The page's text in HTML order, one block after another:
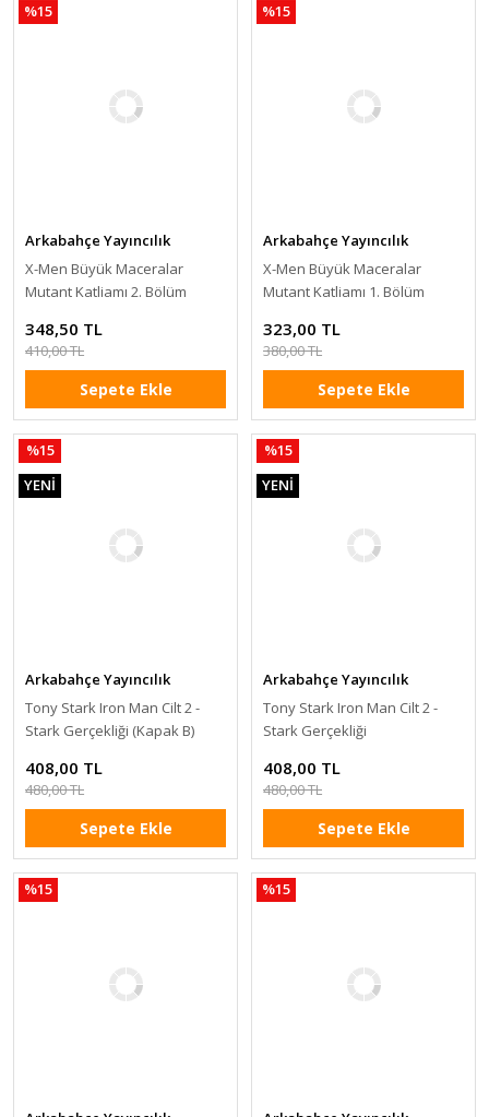
%15
Arkabahçe Yayıncılık
X-Men Büyük Maceralar
Mutant Katliamı 2. Bölüm
348,50 TL
410,00 TL
Sepete Ekle
%15
Arkabahçe Yayıncılık
X-Men Büyük Maceralar
Mutant Katliamı 1. Bölüm
323,00 TL
380,00 TL
Sepete Ekle
%15
YENİ
Arkabahçe Yayıncılık
Tony Stark Iron Man Cilt 2 -
Stark Gerçekliği (Kapak B)
408,00 TL
480,00 TL
Sepete Ekle
%15
YENİ
Arkabahçe Yayıncılık
Tony Stark Iron Man Cilt 2 -
Stark Gerçekliği
408,00 TL
480,00 TL
Sepete Ekle
%15 %15